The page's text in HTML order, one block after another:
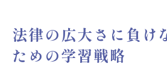
法律の広大さに負け
ための学習戦略